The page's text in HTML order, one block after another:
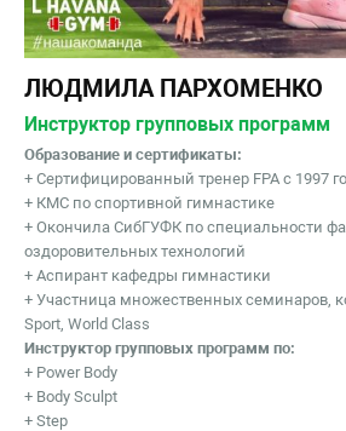
ЛЮДМИЛА ПАРХОМЕНКО
Инструктор групповых программ
Образование и сертификаты:
+ Сертифицированный тренер FPA с 1997
+ КМС по спортивной гимнастике
+ Окончила СибГУФК по специальности
оздоровительных технологий
+ Аспирант кафедры гимнастики
+ Участница множественных семинаров,
Sport, World Class
Инструктор групповых программ по:
+ Power Body
+ Body Sculpt
+ Step